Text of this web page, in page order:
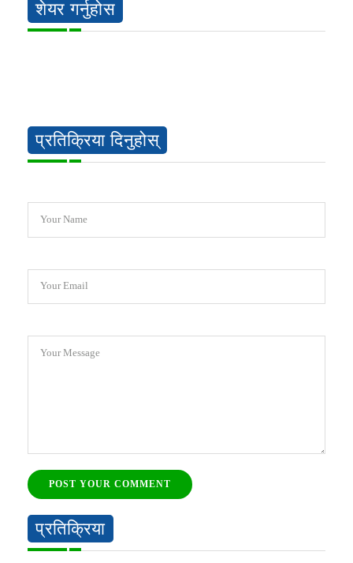
शेयर गर्नुहोस
प्रतिक्रिया दिनुहोस्
Your Name
Your Email
Your Message
POST YOUR COMMENT
प्रतिक्रिया